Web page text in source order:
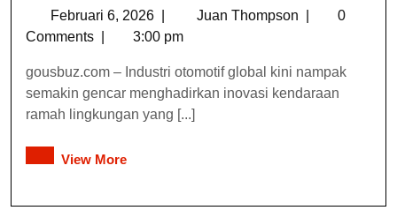
Februari 6, 2026 Juan Thompson
0
Comments
3:00 pm
gousbuz.com – Industri otomotif global kini nampak
semakin gencar menghadirkan inovasi kendaraan
ramah lingkungan yang [...]
View More